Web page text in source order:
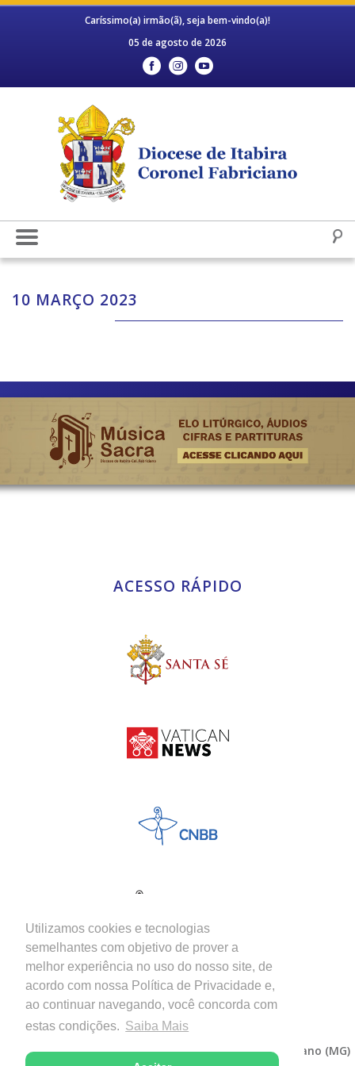
Utilizamos cookies e tecnologias
semelhantes com objetivo de prover a
melhor experiência no uso do nosso site, de
acordo com nossa Política de Privacidade e,
ao continuar navegando, você concorda com
estas condições. Saiba Mais
Caríssimo(a) irmão(ã), seja bem-vindo(a)!
05 de agosto de 2026
10 MARÇO 2023
ACESSO RÁPIDO
Copyright © 2026 - Diocese de Itabira-Coronel Fabriciano (MG)